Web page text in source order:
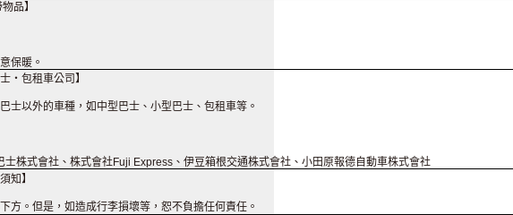
品】
保暖。
・包租車公司】
士以外的車種，如中型巴士、小型巴士、包租車等。
株式會社、株式會社Fuji Express、伊豆箱根交通株式會社、小田原報德自動車株式會社
知】
方。但是，如造成行李損壞等，恕不負擔任何責任。